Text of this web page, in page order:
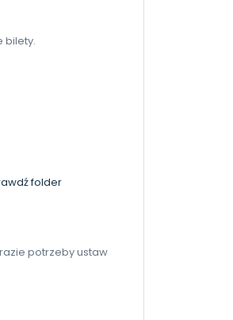
bilety.
folder
potrzeby ustaw